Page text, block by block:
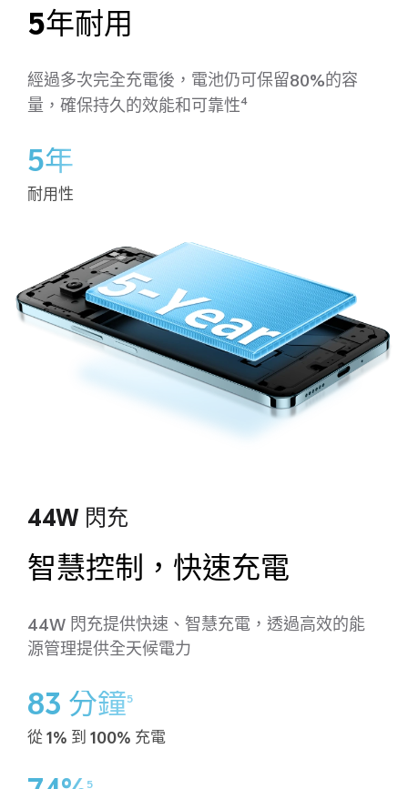
5年耐用
經過多次完全充電後，電池仍可保留80%的容
量，確保持久的效能和可靠性4
5年
耐用性
44W 閃充
智慧控制，快速充電
44W 閃充提供快速、智慧充電，透過高效的能
源管理提供全天候電力
83 分鐘5
從 1% 到 100% 充電